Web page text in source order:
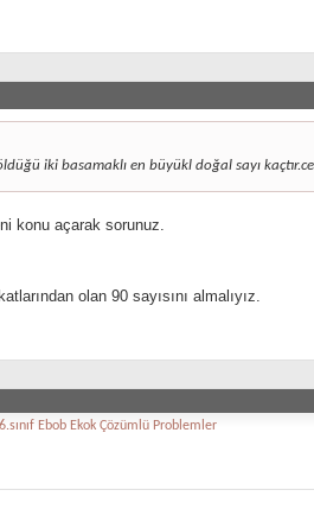
iki basamaklı en büyükl doğal sayı
konu açarak sorunuz.
olan 90 sayısını almalıyız.
Ebob Ekok Çözümlü Problemler